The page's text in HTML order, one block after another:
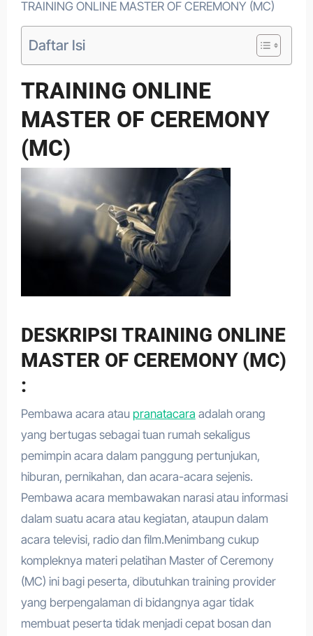
TRAINING ONLINE MASTER OF CEREMONY (MC)
Daftar Isi
TRAINING ONLINE
MASTER OF CEREMONY
(MC)
DESKRIPSI TRAINING ONLINE
MASTER OF CEREMONY (MC)
:
Pembawa acara atau pranatacara adalah orang
yang bertugas sebagai tuan rumah sekaligus
pemimpin acara dalam panggung pertunjukan,
hiburan, pernikahan, dan acara-acara sejenis.
Pembawa acara membawakan narasi atau informasi
dalam suatu acara atau kegiatan, ataupun dalam
acara televisi, radio dan film.Menimbang cukup
kompleknya materi pelatihan Master of Ceremony
(MC) ini bagi peserta, dibutuhkan training provider
yang berpengalaman di bidangnya agar tidak
membuat peserta tidak menjadi cepat bosan dan